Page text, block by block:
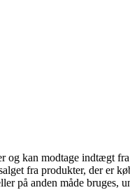
kan modtage indtægt
fra produkter, der er
på anden måde